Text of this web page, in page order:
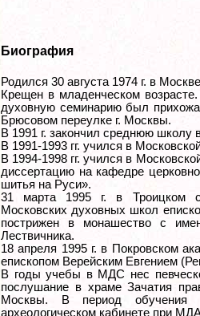
Биография
Родился 30 августа 1974 г. в
Крещен в младенческом
духовную семинарию был
Брюсовом переулке г. Москвы.
В 1991 г. закончил среднюю школу
В 1991-1993 гг. учился в
В 1994-1998 гг. учился в
диссертацию на кафедре
шитья на Руси».
31 марта 1995 г. в Троицком
Московских духовных школ
пострижен в монашество с
Лествичника.
18 апреля 1995 г. в Покровском
епископом Верейским Евгением
В годы учебы в МДС нес
послушание в храме Зачатия
Москвы. В период
археологическом кабинете при